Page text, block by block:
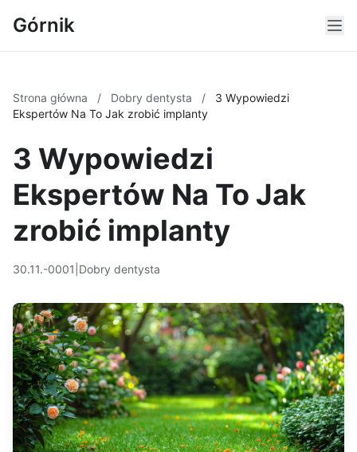
Górnik
Strona główna / Dobry dentysta /
3 Wypowiedzi
Ekspertów Na To Jak zrobić implanty
3 Wypowiedzi
Ekspertów Na To Jak
zrobić implanty
30.11.-0001 Dobry dentysta